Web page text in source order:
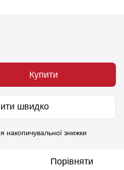
Купити
швидко
накопичувальної знижки
Порівняти